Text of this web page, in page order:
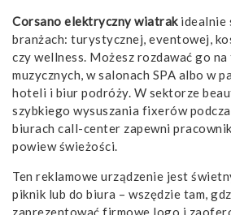
Corsano elektryczny wiatrakidealnie
branżach: turystycznej, eventowej,
czy wellness. Możesz rozdawać go
muzycznych, w salonach SPA albo w
hoteli i biur podróży. W sektorze
szybkiego wysuszania fixerów
biurach call-center zapewni
powiew świeżości.
Ten reklamowe urządzenie jest
piknik lub do biura – wszędzie tam,
zaprezentować firmowe logo i